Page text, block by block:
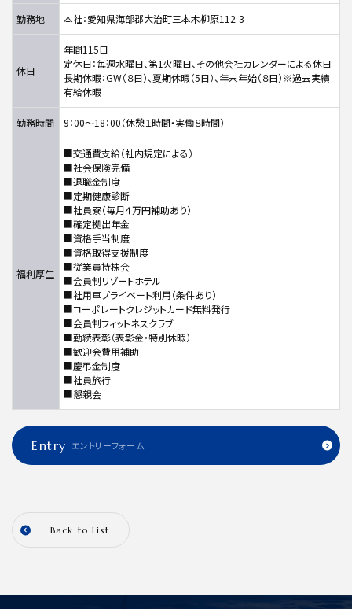
勤務地 本社：愛知県海部郡大治町三本木柳原112-3
休日
年間115日
定休日：毎週水曜日、第1火曜日、その他会社カレンダーによる休日
長期休暇：GW（８日）、夏期休暇（5日）、年末年始（８日）※過去実績
有給休暇
勤務時間 9：00～18：00（休憩１時間・実働８時間）
福利厚生
■交通費支給（社内規定による）
■社会保険完備
■退職金制度
■定期健康診断
■社員寮（毎月４万円補助あり）
■確定拠出年金
■資格手当制度
■資格取得支援制度
■従業員持株会
■会員制リゾートホテル
■社用車プライベート利用（条件あり）
■コーポレートクレジットカード無料発行
■会員制フィットネスクラブ
■勤続表彰（表彰金・特別休暇）
■歓迎会費用補助
■慶弔金制度
■社員旅行
■懇親会
Entry エントリーフォーム
Back to List